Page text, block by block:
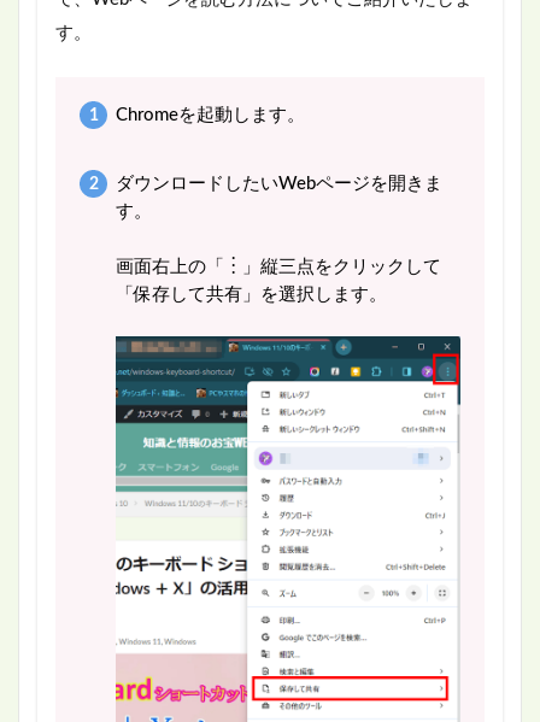
す。
Chromeを起動します。
ダウンロードしたいWebページを開きま
す。
画面右上の「︙」縦三点をクリックして
「保存して共有」を選択します。